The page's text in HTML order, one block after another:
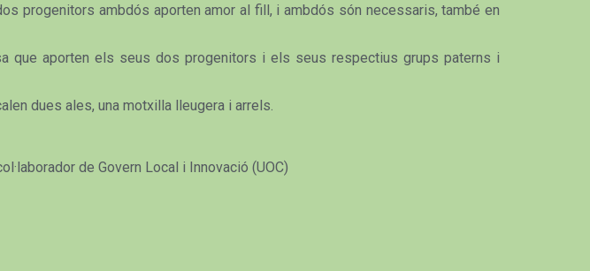
progenitors ambdós aporten amor al fill, i ambdós són necessaris, també en
que aporten els seus dos progenitors i els seus respectius grups paterns i
dues ales, una motxilla lleugera i arrels.
de Govern Local i Innovació (UOC)